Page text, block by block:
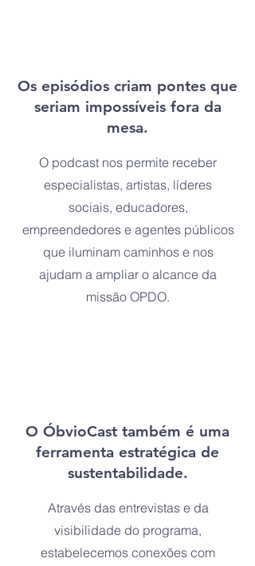
Os episódios criam pontes que
seriam impossíveis fora da
mesa.
O podcast nos permite receber
especialistas, artistas, líderes
sociais, educadores,
empreendedores e agentes públicos
que iluminam caminhos e nos
ajudam a ampliar o alcance da
missão OPDO.
O ÓbvioCast também é uma
ferramenta estratégica de
sustentabilidade.
Através das entrevistas e da
visibilidade do programa,
estabelecemos conexões com